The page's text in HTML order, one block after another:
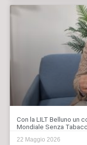
Con la LILT Belluno un
Mondiale Senza
22 Maggio 2026